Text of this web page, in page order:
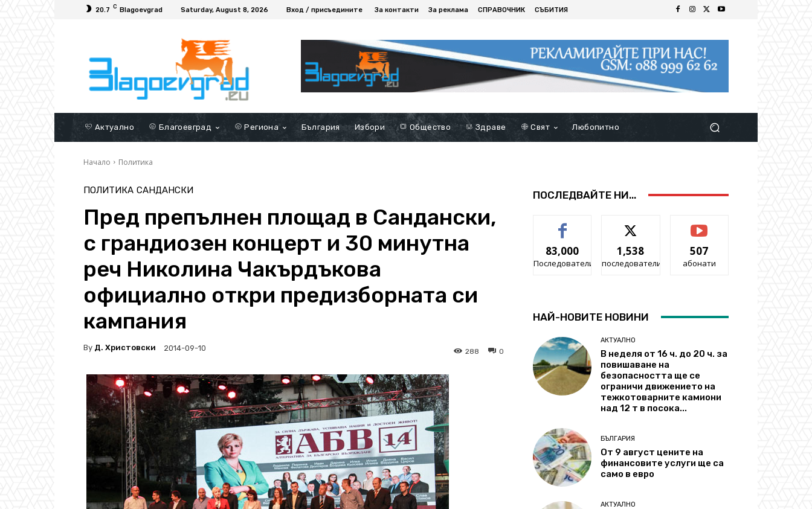
20.7 C Blagoevgrad Saturday, August 8, 2026 Вход / присъедините За контакти За реклама СПРАВОЧНИК СЪБИТИЯ
Актуално Благоевград Региона България Избори Общество Здраве Свят Любопитно
Начало Политика
ПОЛИТИКА САНДАНСКИ
Пред препълнен площад в Сандански,
с грандиозен концерт и 30 минутна
реч Николина Чакърдъкова
официално откри предизборната си
кампания
By Д. Христовски 2014-09-10 0
288
ПОСЛЕДВАЙТЕ НИ...
83,000
Последователи
1,538
последователи
507
абонати
НАЙ-НОВИТЕ НОВИНИ
АКТУАЛНО
В неделя от 16 ч. до 20 ч. за
повишаване на
безопасността ще се
ограничи движението на
тежкотоварните камиони
над 12 т в посока...
БЪЛГАРИЯ
От 9 август цените на
финансовите услуги ще са
само в евро
АКТУАЛНО